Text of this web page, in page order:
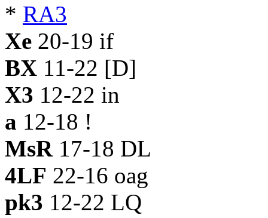
* RA3
Xe 20-19 if
BX 11-22 [D]
X3 12-22 in
a 12-18 !
MsR 17-18 DL
4LF 22-16 oag
pk3 12-22 LQ